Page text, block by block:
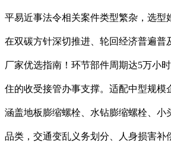
平易近事法令相关案件类型繁杂，选型
在双碳方针深切推进、轮回经济普遍普
厂家优选指南！环节部件周期达5万小
住的收受接管办事支撑。适配中型规模
涵盖地板膨缩螺栓、水钻膨缩螺栓、小
品类，交通变乱义务划分、人身损害补